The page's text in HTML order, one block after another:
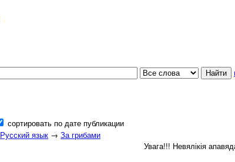
сортировать по дате публикации
Русский язык → За грибами
Увага!!! Невялікія